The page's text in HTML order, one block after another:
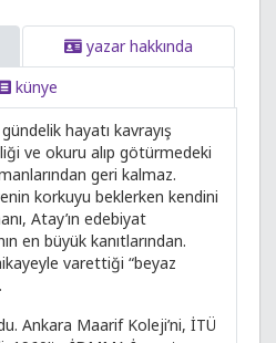
yazar hakkında
künye
hayatı kavrayış
ve okuru alıp götürmedeki
geri kalmaz.
korkuyu beklerken kendini
Atay’ın edebiyat
en büyük kanıtlarından.
varettiği “beyaz
Ankara Maarif Koleji’ni, İTÜ